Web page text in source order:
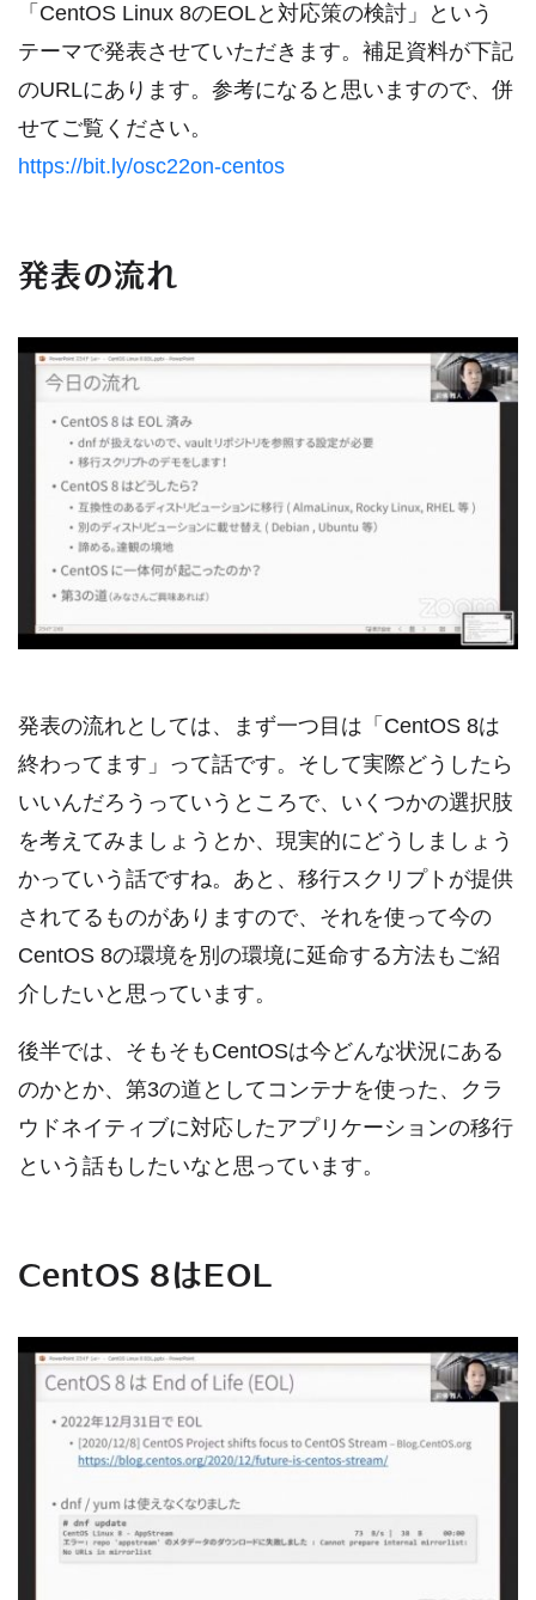
「CentOS Linux 8のEOLと対応策の検討」という
テーマで発表させていただきます。補足資料が下記
のURLにあります。参考になると思いますので、併
せてご覧ください。
https://bit.ly/osc22on-centos
発表の流れ
発表の流れとしては、まず一つ目は「CentOS 8は
終わってます」って話です。そして実際どうしたら
いいんだろうっていうところで、いくつかの選択肢
を考えてみましょうとか、現実的にどうしましょう
かっていう話ですね。あと、移行スクリプトが提供
されてるものがありますので、それを使って今の
CentOS 8の環境を別の環境に延命する方法もご紹
介したいと思っています。
後半では、そもそもCentOSは今どんな状況にある
のかとか、第3の道としてコンテナを使った、クラ
ウドネイティブに対応したアプリケーションの移行
という話もしたいなと思っています。
CentOS 8はEOL